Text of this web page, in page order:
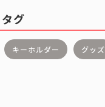
グ
キーホルダー グッズ